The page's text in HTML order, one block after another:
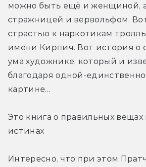
можно быть ещё и женщиной,
стражницей и вервольфом.
страстью к наркотикам
имени Кирпич. Вот история о
ума художнике, который и
благодаря одной-
картине...
Это книга о правильных вещах
истинах
Интересно, что при этом